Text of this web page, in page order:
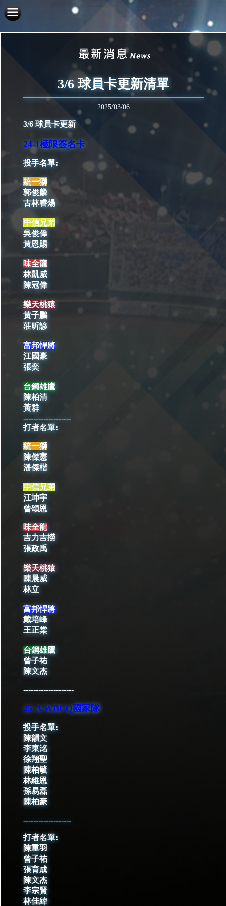
3/6 球員卡更新清單
2025/03/06
3/6 球員卡更新
24-1極限簽名卡
投手名單:
統一獅
郭俊麟
古林睿煬
中信兄弟
吳俊偉
黃恩賜
味全龍
林凱威
陳冠偉
樂天桃猿
黃子鵬
莊昕諺
富邦悍將
江國豪
張奕
台鋼雄鷹
陳柏清
黃群
-------------------
打者名單:
統一獅
陳傑憲
潘傑楷
中信兄弟
江坤宇
曾頌恩
味全龍
吉力吉撈
張政禹
樂天桃猿
陳晨威
林立
富邦悍將
戴培峰
王正棠
台鋼雄鷹
曾子祐
陳文杰
--------------------
25-A WBCQ國家隊
投手名單:
陳韻文
李東洺
徐翔聖
陳柏毓
林維恩
孫易磊
陳柏豪
-------------------
打者名單:
陳重羽
曾子祐
張育成
陳文杰
李宗賢
林佳緯